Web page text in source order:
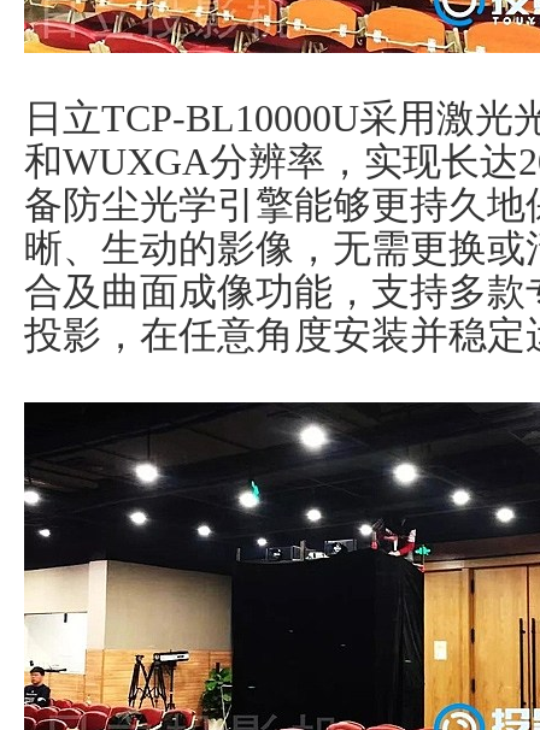
日立TCP-BL10000U采用激光
和WUXGA分辨率，实现长达
备防尘光学引擎能够更持久
晰、生动的影像，无需更换
合及曲面成像功能，支持多款
投影，在任意角度安装并稳定